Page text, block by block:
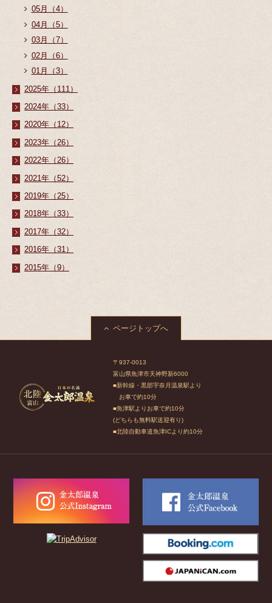
05月（4）
04月（5）
03月（7）
02月（6）
01月（3）
2025年（111）
2024年（33）
2020年（12）
2023年（26）
2022年（26）
2021年（52）
2019年（25）
2018年（33）
2017年（32）
2016年（31）
2015年（9）
ページトップへ
〒937-0013
富山県魚津市天神野新6000
■新幹線・黒部宇奈月温泉駅より
お車で約10分
■魚津駅よりお車で約10分
(どちらも無料駅送迎有り)
■北陸自動車道魚津ICより約10分